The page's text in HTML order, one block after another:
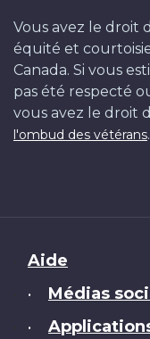
Vous avez le droit
équité et
Canada. Si vous
pas été respecté
vous avez le droit
l'ombud des vétérans.
Brand
Aide
• Médias
•